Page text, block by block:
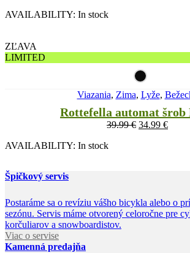
AVAILABILITY: In stock
ZĽAVA
LIMITED
Viazania, Zima, Lyže,
Rottefella automat šrob
39.99€ 34.99 €
AVAILABILITY: In stock
Špičkový servis
Postaráme sa o revíziu vášho bicykla alebo o
sezónu. Servis máme otvorený celoročne pre
korčuliarov a snowboardistov.
Viac o servise
Kamenná predajňa